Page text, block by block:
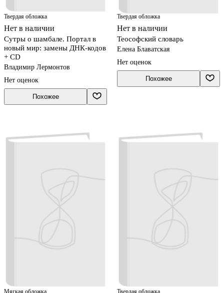
Твердая обложка
Нет в наличии
Сутры о шамбале. Портал в
новый мир: замены ДНК-кодов
+ CD
Владимир Лермонтов
Нет оценок
Похожее
Твердая обложка
Нет в наличии
Теософский словарь
Елена Блаватская
Нет оценок
Похожее
Мягкая обложка Твердая обложка